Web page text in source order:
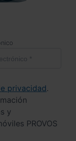
privacidad.
y
PROVOS